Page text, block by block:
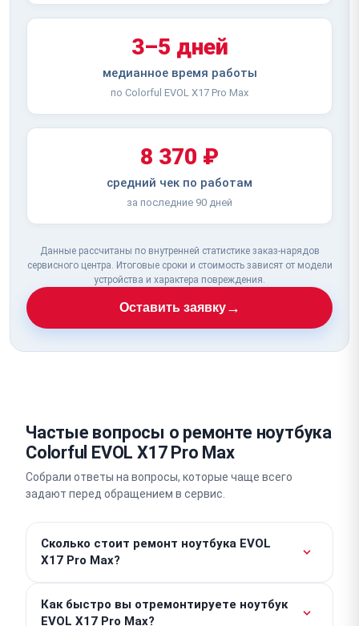
3–5 дней
медианное время работы
по Colorful EVOL X17 Pro Max
8 370 ₽
средний чек по работам
за последние 90 дней
Данные рассчитаны по внутренней статистике заказ-нарядов
сервисного центра. Итоговые сроки и стоимость зависят от модели
устройства и характера повреждения.
Оставить заявку→
Частые вопросы о ремонте ноутбука
Colorful EVOL X17 Pro Max
Собрали ответы на вопросы, которые чаще всего
задают перед обращением в сервис.
Сколько стоит ремонт ноутбука EVOL
X17 Pro Max?
цена зависит от характера повреждений и
Как быстро вы отремонтируете ноутбук
EVOL X17 Pro Max?